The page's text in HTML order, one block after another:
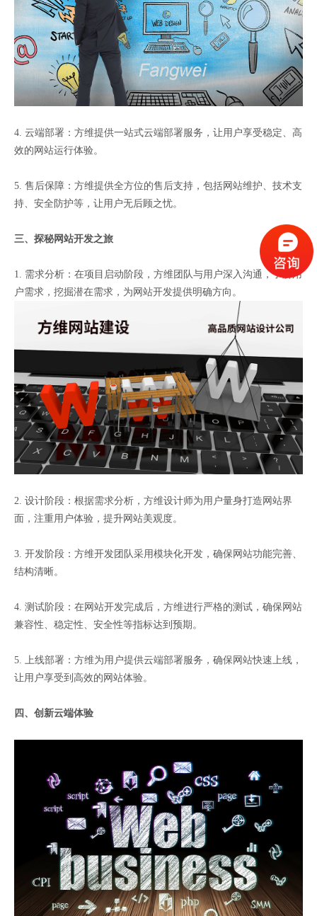
4. 云端部署：方维提供一站式云端部署服务，让用户享受稳定、高
效的网站运行体验。
5. 售后保障：方维提供全方位的售后支持，包括网站维护、技术支
持、安全防护等，让用户无后顾之忧。
三、探秘网站开发之旅
1. 需求分析：在项目启动阶段，方维团队与用户深入沟通，了解用
户需求，挖掘潜在需求，为网站开发提供明确方向。
2. 设计阶段：根据需求分析，方维设计师为用户量身打造网站界
面，注重用户体验，提升网站美观度。
3. 开发阶段：方维开发团队采用模块化开发，确保网站功能完善、
结构清晰。
4. 测试阶段：在网站开发完成后，方维进行严格的测试，确保网站
兼容性、稳定性、安全性等指标达到预期。
5. 上线部署：方维为用户提供云端部署服务，确保网站快速上线，
让用户享受到高效的网站体验。
四、创新云端体验